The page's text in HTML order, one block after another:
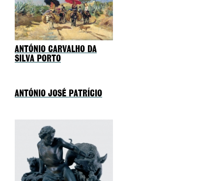
ANTÓNIO CARVALHO DA
SILVA PORTO
ANTÓNIO JOSÉ PATRÍCIO